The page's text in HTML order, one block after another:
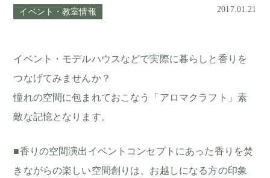
イベント・教室情報 2017.01.21
イベント・モデルハウスなどで実際に暮らしと香りを
つなげてみませんか？
憧れの空間に包まれておこなう「アロマクラフト」素
敵な記憶となります。
■香りの空間演出イベントコンセプトにあった香りを焚
きながらの楽しい空間創りは、お越しになる方の印象